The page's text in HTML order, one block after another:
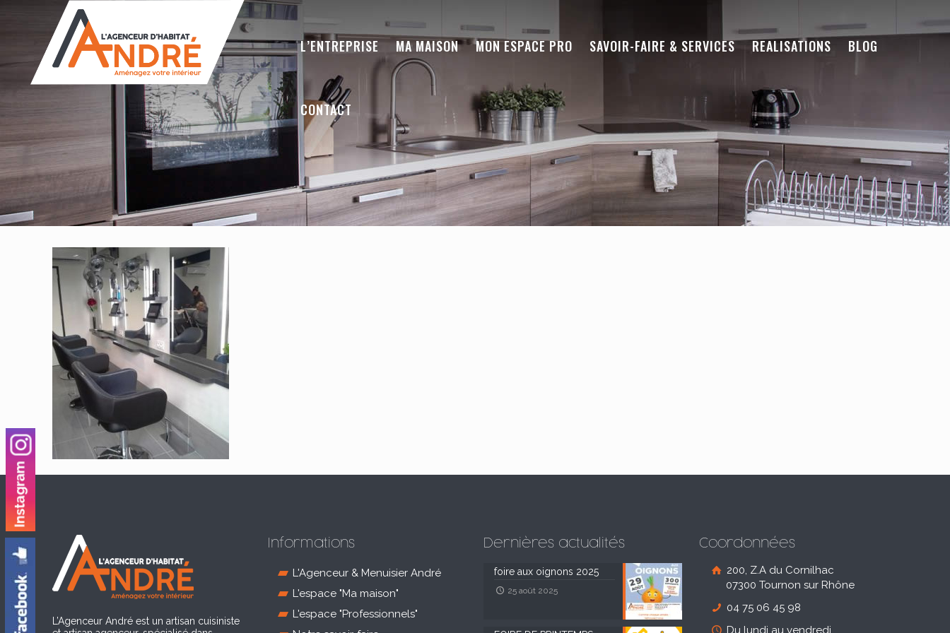
L’ENTREPRISE MA MAISON MON ESPACE PRO SAVOIR-FAIRE & SERVICES REALISATIONS BLOG
CONTACT
L’Agenceur André est un artisan cuisiniste
Informations
L'Agenceur & Menuisier André
L'espace "Ma maison"
L'espace "Professionnels"
Dernières actualités
foire aux oignons 2025
25 août 2025
Coordonnées
200, Z.A du Cornilhac
07300 Tournon sur Rhône
04 75 06 45 98
Du lundi au vendredi